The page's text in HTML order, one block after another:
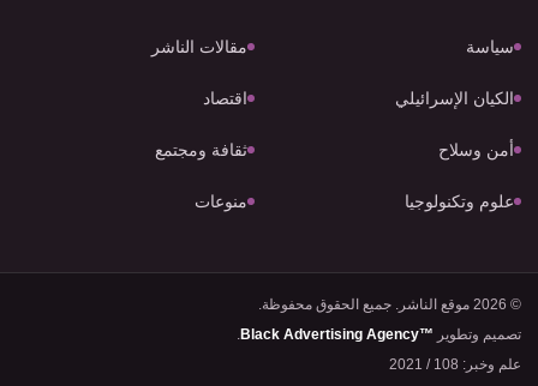
سياسة مقالات الناشر
الكيان الإسرائيلي اقتصاد
أمن وسلاح ثقافة ومجتمع
علوم وتكنولوجيا منوعات
© 2026 موقع الناشر. جميع الحقوق محفوظة.
تصميم وتطوير Black Advertising Agency™
.
علم وخبر: 108 / 2021